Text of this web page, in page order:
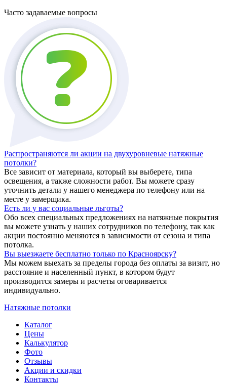
Часто задаваемые вопросы
Распространяются ли акции на двухуровневые натяжные
потолки?
Все зависит от материала, который вы выберете, типа
освещения, а также сложности работ. Вы можете сразу
уточнить детали у нашего менеджера по телефону или на
месте у замерщика.
Есть ли у вас социальные льготы?
Обо всех специальных предложениях на натяжные покрытия
вы можете узнать у наших сотрудников по телефону, так как
акции постоянно меняются в зависимости от сезона и типа
потолка.
Вы выезжаете бесплатно только по Красноярску?
Мы можем выехать за пределы города без оплаты за визит, но
расстояние и населенный пункт, в котором будут
производится замеры и расчеты оговаривается
индивидуально.
Натяжные потолки
Каталог
Цены
Калькулятор
Фото
Отзывы
Акции и скидки
Контакты